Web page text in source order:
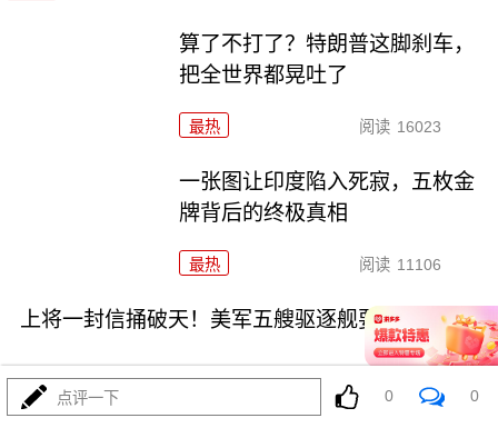
算了不打了？特朗普这脚刹车，
把全世界都晃吐了
最热 阅读 16023
一张图让印度陷入死寂，五枚金
牌背后的终极真相
最热 阅读 11106
上将一封信捅破天！美军五艘驱逐舰要盖三口锅！
点评一下 0 0